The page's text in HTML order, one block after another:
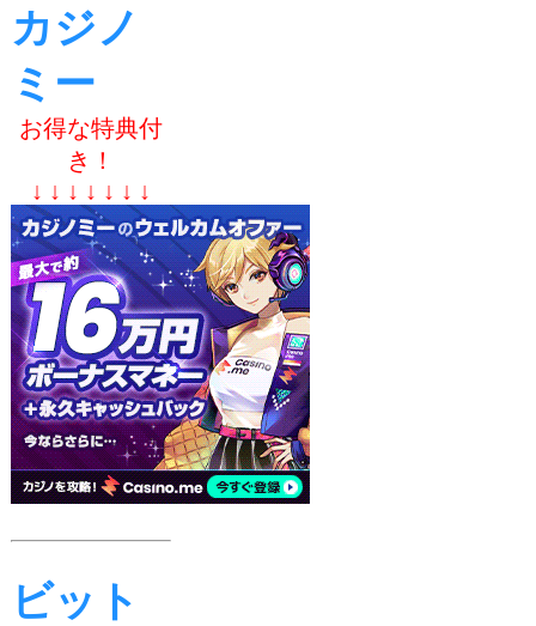
カジノ
ミー
お得な特典付
き！
↓ ↓ ↓ ↓ ↓ ↓ ↓
ビット